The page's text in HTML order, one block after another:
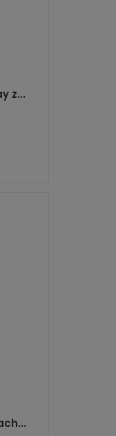
z...